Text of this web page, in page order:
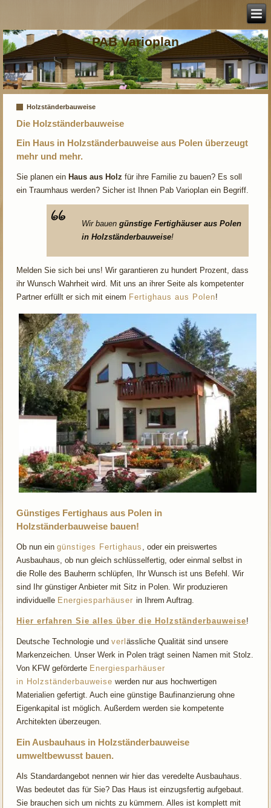
PAB Varioplan
Holzständerbauweise
Die Holzständerbauweise
Ein Haus in Holzständerbauweise aus Polen überzeugt
mehr und mehr.
Sie planen ein Haus aus Holz für ihre Familie zu bauen? Es soll
ein Traumhaus werden? Sicher ist Ihnen Pab Varioplan ein Begriff.
Wir bauengünstige Fertighäuser aus Polen
in Holzständerbauweise!
Melden Sie sich bei uns! Wir garantieren zu hundert Prozent, dass
ihr Wunsch Wahrheit wird. Mit uns an ihrer Seite als kompetenter
Partner erfüllt er sich mit einem Fertighaus aus Polen!
Günstiges Fertighaus aus Polen in
Holzständerbauweise bauen!
Ob nun eingünstiges Fertighaus
, oder ein preiswertes
Ausbauhaus, ob nun gleich schlüsselfertig, oder einmal selbst in
die Rolle des Bauherrn schlüpfen, Ihr Wunsch ist uns Befehl. Wir
sind Ihr günstiger Anbieter mit Sitz in Polen. Wir produzieren
individuelle Energiesparhäuserin Ihrem Auftrag.
Hier erfahren Sie alles über die Holzständerbauweise!
Deutsche Technologie undverlässliche Qualität sind unsere
Markenzeichen. Unser Werk in Polen trägt seinen Namen mit Stolz.
Von KFW geförderte Energiesparhäuser
in Holzständerbauweise werden nur aus hochwertigen
Materialien gefertigt. Auch eine günstige Baufinanzierung ohne
Eigenkapital ist möglich. Außerdem werden sie kompetente
Architekten überzeugen.
Ein Ausbauhaus in Holzständerbauweise
umweltbewusst bauen.
Als Standardangebot nennen wir hier das veredelte Ausbauhaus.
Was bedeutet das für Sie? Das Haus ist einzugsfertig aufgebaut.
Sie brauchen sich um nichts zu kümmern. Alles ist komplett mit